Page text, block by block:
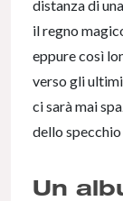
distanza di
il regno
eppure così
verso gli
ci sarà mai
dello
Un